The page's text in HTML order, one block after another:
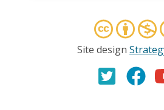
Site design